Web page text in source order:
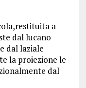
a
dal lucano
dal laziale
la proiezione le
dal